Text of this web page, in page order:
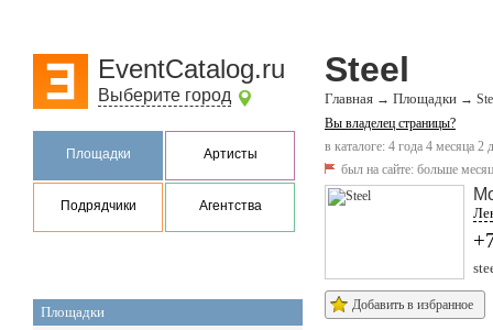
EventCatalog.ru
Выберите город
Площадки Артисты
Подрядчики Агентства
Площадки
Steel
Главная → Площадки →
Вы владелец страницы?
в каталоге: 4 года 4 месяца 2
был на сайте: больше
Добавить в избранное